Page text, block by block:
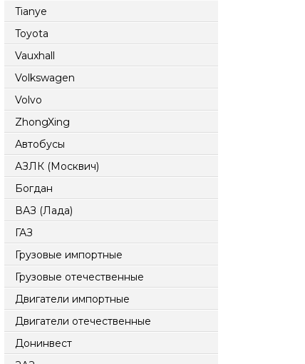
Tianye
Toyota
Vauxhall
Volkswagen
Volvo
ZhongXing
Автобусы
АЗЛК (Москвич)
Богдан
ВАЗ (Лада)
ГАЗ
Грузовые импортные
Грузовые отечественные
Двигатели импортные
Двигатели отечественные
Донинвест